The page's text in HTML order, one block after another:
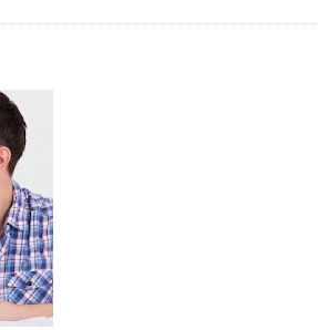
espacios comunitarios que llevaban
rurales en Filadelfia gracias